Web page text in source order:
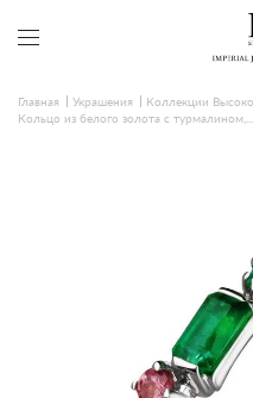
Главная Украшения Коллекции
Кольцо из белого золота с турмалином,...